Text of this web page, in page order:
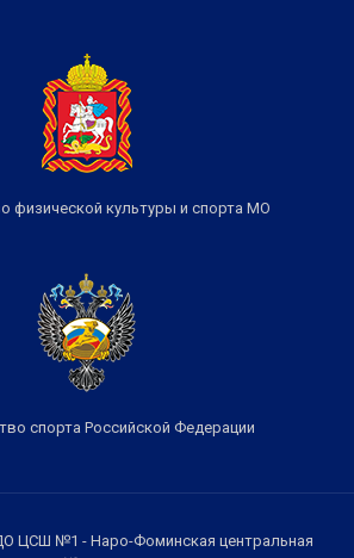
физической культуры и спорта МО
спорта Российской Федерации
ЦСШ №1 - Наро-Фоминская центральная